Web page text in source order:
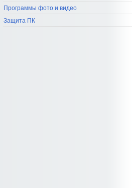
Программы фото и видео
Защита ПК